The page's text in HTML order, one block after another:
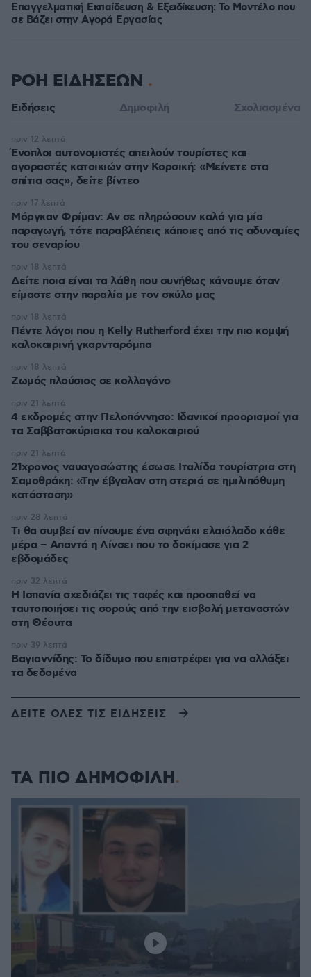
Επαγγελματική Εκπαίδευση & Εξειδίκευση: Το Mοντέλο που
σε Bάζει στην Aγορά Eργασίας
ΡΟΗ ΕΙΔΗΣΕΩΝ
Ειδήσεις Δημοφιλή Σχολιασμένα
Ένοπλοι αυτονομιστές απειλούν τουρίστες και
αγοραστές κατοικιών στην Κορσική: «Μείνετε στα
σπίτια σας», δείτε βίντεο
πριν 12 λεπτά
Μόργκαν Φρίμαν: Αν σε πληρώσουν καλά για μία
παραγωγή, τότε παραβλέπεις κάποιες από τις αδυναμίες
του σεναρίου
πριν 17 λεπτά
Δείτε ποια είναι τα λάθη που συνήθως κάνουμε όταν
είμαστε στην παραλία με τον σκύλο μας
πριν 18 λεπτά
Πέντε λόγοι που η Kelly Rutherford έχει την πιο κομψή
καλοκαιρινή γκαρνταρόμπα
πριν 18 λεπτά
Ζωμός πλούσιος σε κολλαγόνο
πριν 18 λεπτά
4 εκδρομές στην Πελοπόννησο: Ιδανικοί προορισμοί για
τα Σαββατοκύριακα του καλοκαιριού
πριν 21 λεπτά
21χρονος ναυαγοσώστης έσωσε Ιταλίδα τουρίστρια στη
Σαμοθράκη: «Την έβγαλαν στη στεριά σε ημιλιπόθυμη
κατάσταση»
πριν 21 λεπτά
Τι θα συμβεί αν πίνουμε ένα σφηνάκι ελαιόλαδο κάθε
μέρα – Απαντά η Λίνσει που το δοκίμασε για 2
εβδομάδες
πριν 28 λεπτά
Η Ισπανία σχεδιάζει τις ταφές και προσπαθεί να
ταυτοποιήσει τις σορούς από την εισβολή μεταναστών
στη Θέουτα
πριν 32 λεπτά
Βαγιαννίδης: Το δίδυμο που επιστρέφει για να αλλάξει
τα δεδομένα
πριν 39 λεπτά
ΔΕΙΤΕ ΟΛΕΣ ΤΙΣ ΕΙΔΗΣΕΙΣ
ΤΑ ΠΙΟ ΔΗΜΟΦΙΛΗ